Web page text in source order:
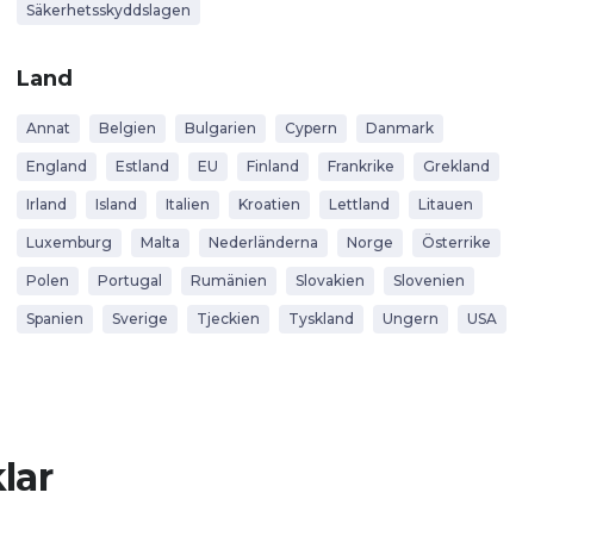
Säkerhetsskyddslagen
Land
Annat Belgien Bulgarien Cypern Danmark
England Estland EU Finland Frankrike Grekland
Irland Island Italien Kroatien Lettland Litauen
Luxemburg Malta Nederländerna Norge Österrike
Polen Portugal Rumänien Slovakien Slovenien
Spanien Sverige Tjeckien Tyskland Ungern USA